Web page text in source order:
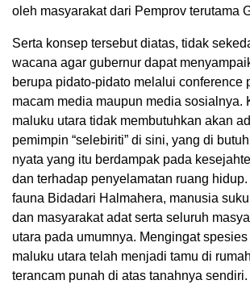
oleh masyarakat dari Pemprov terutama
Serta konsep tersebut diatas, tidak
wacana agar gubernur dapat
berupa pidato-pidato melalui conference
macam media maupun media sosialnya.
maluku utara tidak membutuhkan akan
pemimpin “selebiriti” di sini, yang di
nyata yang itu berdampak pada
dan terhadap penyelamatan ruang
fauna Bidadari Halmahera, manusia
dan masyarakat adat serta seluruh
utara pada umumnya. Mengingat
maluku utara telah menjadi tamu di
terancam punah di atas tanahnya sendiri.